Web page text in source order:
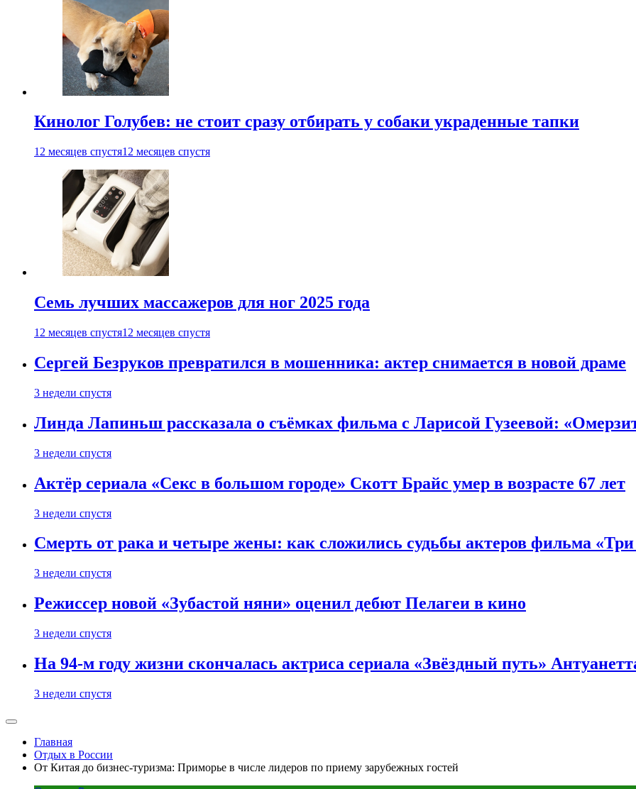
Кинолог Голубев: не стоит сразу отбирать у собаки украденные тапки
12 месяцев спустя12 месяцев спустя
Семь лучших массажеров для ног 2025 года
12 месяцев спустя12 месяцев спустя
Сергей Безруков превратился в мошенника: актер снимается в новой драме
3 недели спустя
Линда Лапиньш рассказала о съёмках фильма с Ларисой Гузеевой:
3 недели спустя
Актёр сериала «Секс в большом городе» Скотт Брайс умер в возрасте 67 лет
3 недели спустя
Смерть от рака и четыре жены: как сложились судьбы актеров фильма
3 недели спустя
Режиссер новой «Зубастой няни» оценил дебют Пелагеи в кино
3 недели спустя
На 94-м году жизни скончалась актриса сериала «Звёздный путь»
3 недели спустя
Главная
Отдых в России
От Китая до бизнес-туризма: Приморье в числе лидеров по приему зарубежных гостей